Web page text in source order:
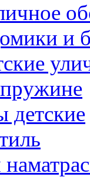
и
детские